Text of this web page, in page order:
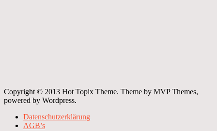
Copyright © 2013 Hot Topix Theme. Theme by MVP Themes,
powered by Wordpress.
Datenschutzerklärung
AGB’s